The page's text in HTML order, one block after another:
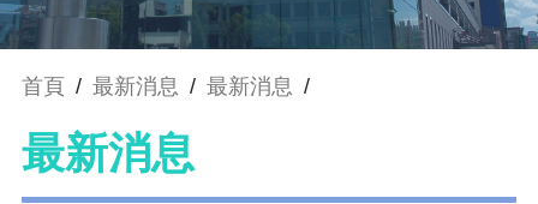
首頁 / 最新消息 / 最新消息 /
最新消息